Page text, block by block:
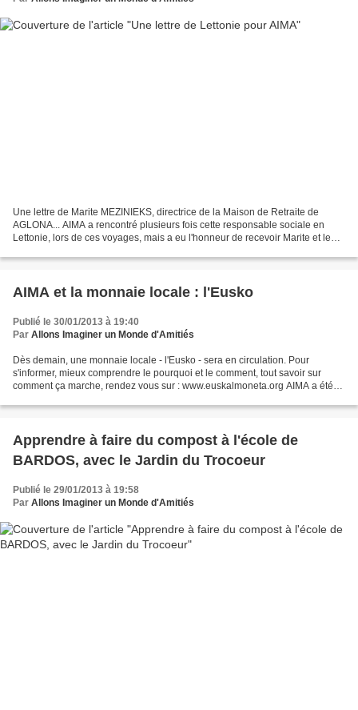
Une lettre de Marite MEZINIEKS, directrice de la Maison de Retraite de
AGLONA... AIMA a rencontré plusieurs fois cette responsable sociale en
Lettonie, lors de ces voyages, mais a eu l'honneur de recevoir Marite et le
AIMA et la monnaie locale : l'Eusko
Publié le 30/01/2013 à 19:40
Par Allons Imaginer un Monde d'Amitiés
Dès demain, une monnaie locale - l'Eusko - sera en circulation. Pour
s'informer, mieux comprendre le pourquoi et le comment, tout savoir sur
comment ça marche, rendez vous sur : www.euskalmoneta.org AIMA a été
Apprendre à faire du compost à l'école de
BARDOS, avec le Jardin du Trocoeur
Publié le 29/01/2013 à 19:58
Par Allons Imaginer un Monde d'Amitiés